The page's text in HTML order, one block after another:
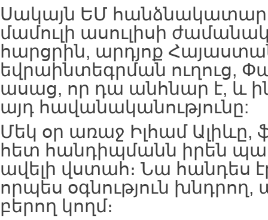
Սակայն ԵՄ
մամուլի ասուլիսի
հարցրին, արդյոք
եվրաինտեգրման ուղուց,
ասաց, որ դա անհնար է, և
այդ հավանականությունը:
Մեկ օր առաջ Իլհամ Ալիևը,
հետ հանդիպմանն իրեն
ավելի վստահ։ Նա հանդես
որպես օգնություն խնդրող,
բերող կողմ։